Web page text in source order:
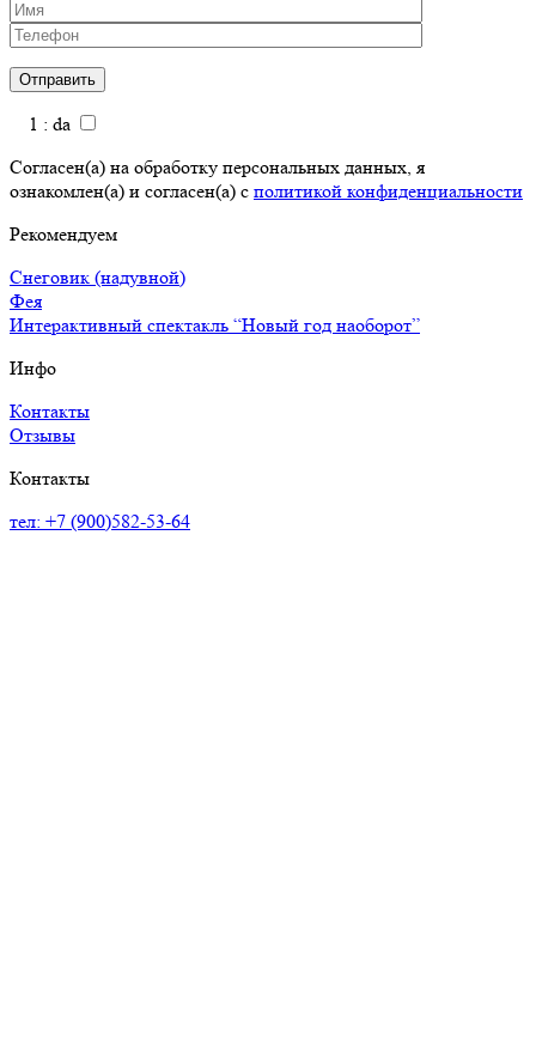
1 : da
Согласен(а) на обработку персональных данных, я
ознакомлен(а) и согласен(а) с политикой конфиденциальности
Рекомендуем
Снеговик (надувной)
Фея
Интерактивный спектакль “Новый год наоборот”
Инфо
Контакты
Отзывы
Контакты
тел: +7 (900)582-53-64